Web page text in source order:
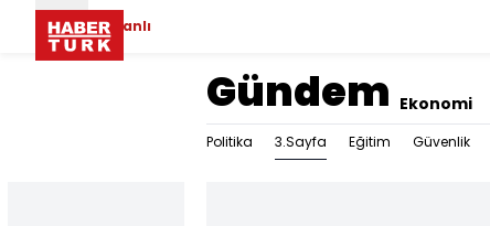
Canlı
Gündem Ekonomi
Politika 3.Sayfa Eğitim Güvenlik